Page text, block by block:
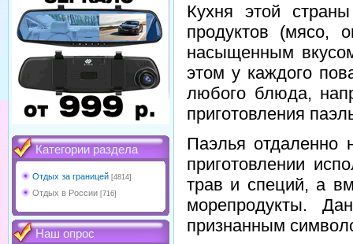
Категории раздела
Отдых за границей [4814]
Отдых в России [716]
Наш опрос
Кухня этой
продуктов (мясо,
насыщенным
этом у каждого
любого блюда,
приготовления
Паэлья отдаленно
приготовлении
трав и специй, а
морепродукты.
признанным